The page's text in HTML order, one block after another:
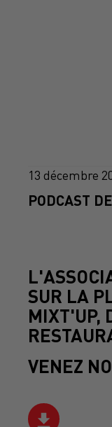
13 décembre
PODCAST
SUR LA
MIXT'UP,
VENEZ